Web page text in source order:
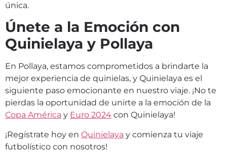
única.
Únete a la Emoción con
Quinielaya y Pollaya
En Pollaya, estamos comprometidos a brindarte la
mejor experiencia de quinielas, y Quinielaya es el
siguiente paso emocionante en nuestro viaje. ¡No te
pierdas la oportunidad de unirte a la emoción de la
Copa América y Euro 2024 con Quinielaya!
¡Regístrate hoy en Quinielaya y comienza tu viaje
futbolístico con nosotros!